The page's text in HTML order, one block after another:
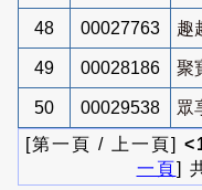
48 00027763 趣
49 00028186 聚
50 00029538
眾
[第一頁 / 上一頁]
一頁]